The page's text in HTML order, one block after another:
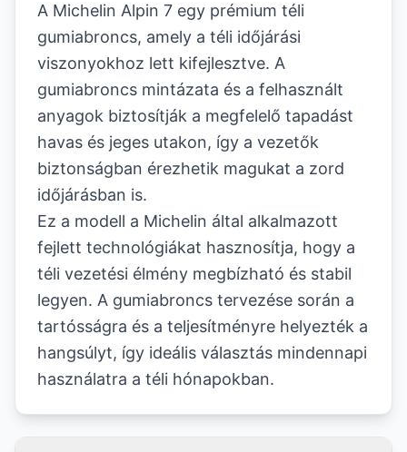
A Michelin Alpin 7 egy prémium téli
gumiabroncs, amely a téli időjárási
viszonyokhoz lett kifejlesztve. A
gumiabroncs mintázata és a felhasznált
anyagok biztosítják a megfelelő tapadást
havas és jeges utakon, így a vezetők
biztonságban érezhetik magukat a zord
időjárásban is.
Ez a modell a Michelin által alkalmazott
fejlett technológiákat hasznosítja, hogy a
téli vezetési élmény megbízható és stabil
legyen. A gumiabroncs tervezése során a
tartósságra és a teljesítményre helyezték a
hangsúlyt, így ideális választás mindennapi
használatra a téli hónapokban.